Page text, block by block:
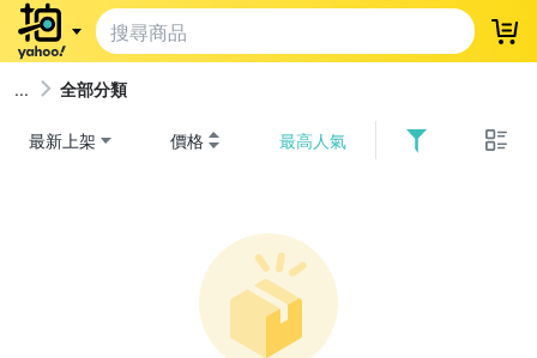
登
全部分類
最新上架 價格 最高人氣